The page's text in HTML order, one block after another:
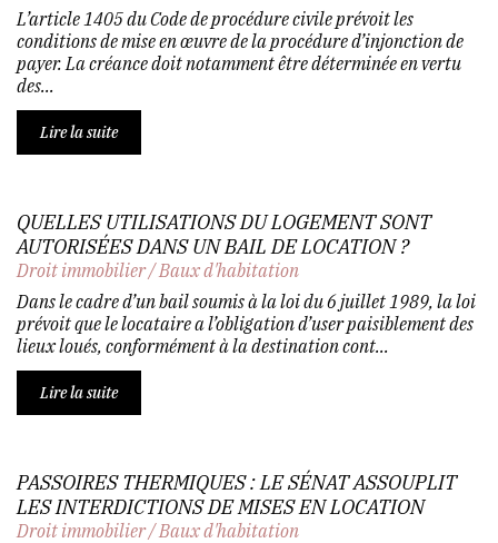
L’article 1405 du Code de procédure civile prévoit les
conditions de mise en œuvre de la procédure d’injonction de
payer. La créance doit notamment être déterminée en vertu
des...
Lire la suite
QUELLES UTILISATIONS DU LOGEMENT SONT
AUTORISÉES DANS UN BAIL DE LOCATION ?
Droit immobilier/Baux d'habitation
Dans le cadre d’un bail soumis à la loi du 6 juillet 1989, la loi
prévoit que le locataire a l’obligation d’user paisiblement des
lieux loués, conformément à la destination cont...
Lire la suite
PASSOIRES THERMIQUES : LE SÉNAT ASSOUPLIT
LES INTERDICTIONS DE MISES EN LOCATION
Droit immobilier/Baux d'habitation